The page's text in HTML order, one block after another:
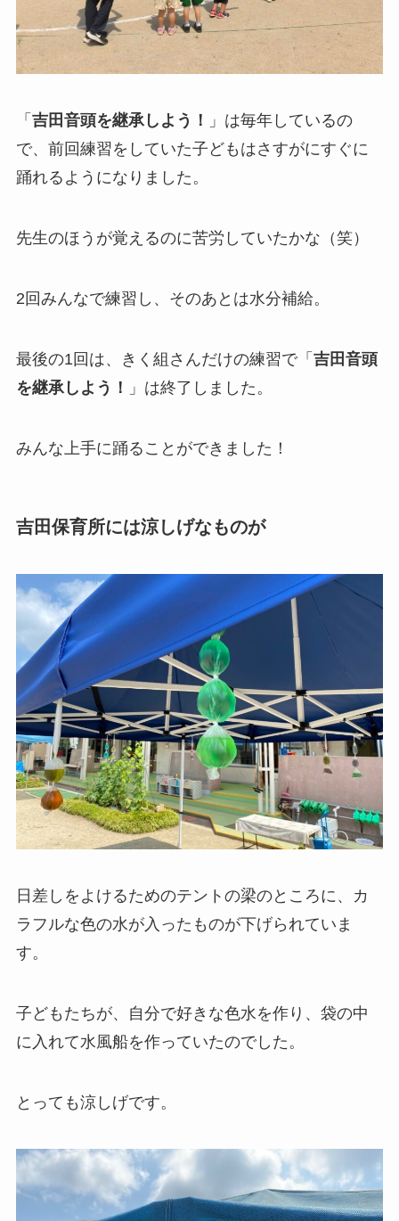
「 吉田音頭を継承しよう！
」は毎年しているの
で、前回練習をしていた子どもはさすがにすぐに
踊れるようになりました。
先生のほうが覚えるのに苦労していたかな（笑）
2回みんなで練習し、そのあとは水分補給。
最後の1回は、きく組さんだけの練習で「 吉田音頭
を継承しよう！
」は終了しました。
みんな上手に踊ることができました！
吉田保育所には涼しげなものが
日差しをよけるためのテントの梁のところに、カ
ラフルな色の水が入ったものが下げられていま
す。
子どもたちが、自分で好きな色水を作り、袋の中
に入れて水風船を作っていたのでした。
とっても涼しげです。